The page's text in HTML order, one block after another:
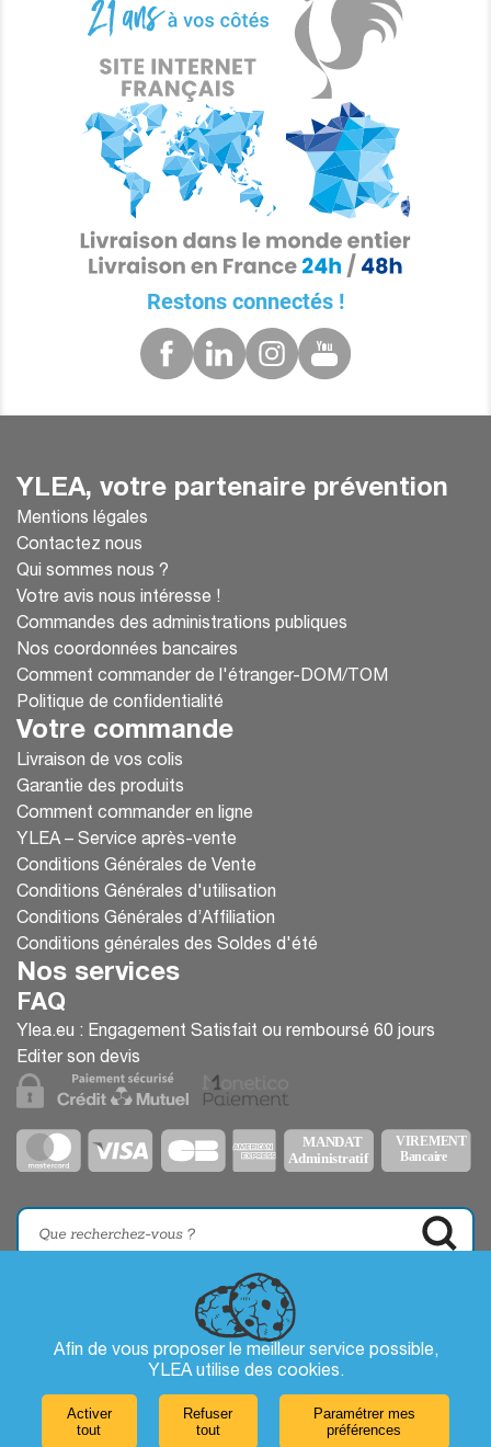
Afin de vous proposer le meilleur service possible,
YLEA utilise des cookies.
Activer
tout
Refuser
tout
Paramétrer mes
préférences
Restons connectés !
YLEA, votre partenaire prévention
Mentions légales
Contactez nous
Qui sommes nous ?
Votre avis nous intéresse !
Commandes des administrations publiques
Nos coordonnées bancaires
Comment commander de l'étranger-DOM/TOM
Politique de confidentialité
Votre commande
Livraison de vos colis
Garantie des produits
Comment commander en ligne
YLEA – Service après-vente
Conditions Générales de Vente
Conditions Générales d'utilisation
Conditions Générales d’Affiliation
Conditions générales des Soldes d'été
Nos services
FAQ
Ylea.eu : Engagement Satisfait ou remboursé 60 jours
Editer son devis